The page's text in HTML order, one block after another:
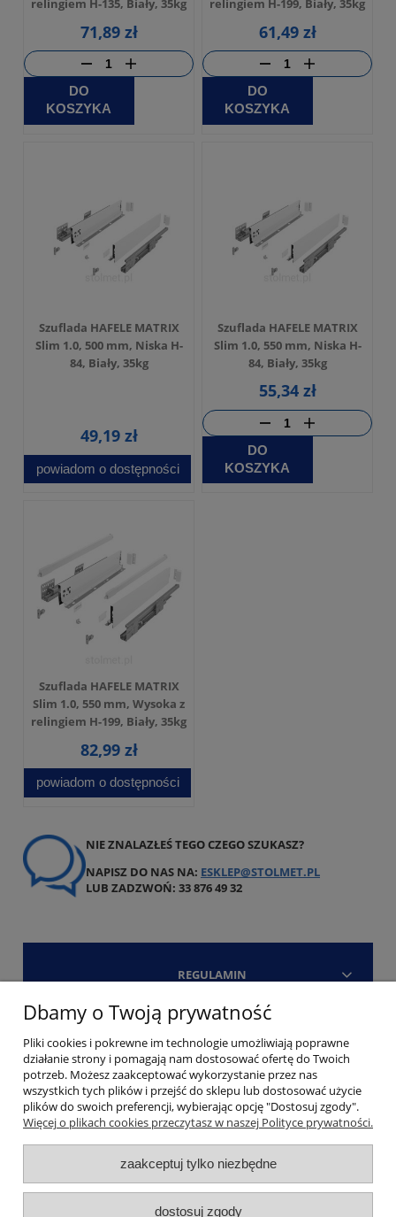
relingiem H-135, Biały, 35kg
71,89 zł
DO
KOSZYKA
relingiem H-199, Biały, 35kg
61,49 zł
DO
KOSZYKA
Szuflada HAFELE MATRIX
Slim 1.0, 500 mm, Niska H-
84, Biały, 35kg
49,19 zł
powiadom o dostępności
Szuflada HAFELE MATRIX
Slim 1.0, 550 mm, Niska H-
84, Biały, 35kg
55,34 zł
DO
KOSZYKA
Szuflada HAFELE MATRIX
Slim 1.0, 550 mm, Wysoka z
relingiem H-199, Biały, 35kg
82,99 zł
powiadom o dostępności
NIE ZNALAZŁEŚ TEGO CZEGO SZUKASZ?
NAPISZ DO NAS NA: ESKLEP@STOLMET.PL
LUB ZADZWOŃ: 33 876 49 32
REGULAMIN
Strefa klienta
Kontakt
Copyright Stolmet 2006 - 2026. All Rights Reserved
pokaż pełną wersję strony
Dbamy o Twoją prywatność
Pliki cookies i pokrewne im technologie umożliwiają poprawne
działanie strony i pomagają nam dostosować ofertę do Twoich
potrzeb. Możesz zaakceptować wykorzystanie przez nas
wszystkich tych plików i przejść do sklepu lub dostosować użycie
plików do swoich preferencji, wybierając opcję "Dostosuj zgody".
Więcej o plikach cookies przeczytasz w naszej Polityce prywatności.
zaakceptuj tylko niezbędne
dostosuj zgody